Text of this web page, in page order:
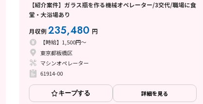
【紹介案件】ガラス瓶を作る機械オペレーター/3交代/職場に食
堂・大浴場あり
月収例235,480 円
【時給】1,500円～
東京都板橋区
マシンオペレーター
61914-00
キープする 詳細を見る